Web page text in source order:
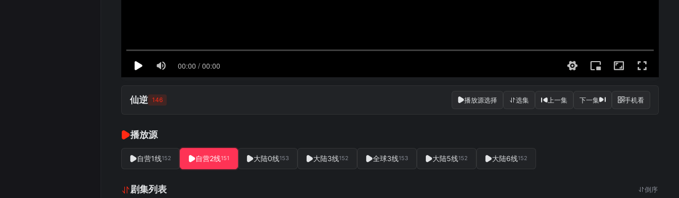
仙逆 146 播放源选择 选集 上一集 下一集 手机看
播放源
自营1线152 自营2线151 大陆0线153 大陆3线152 全球3线153 大陆5线152 大陆6线152
剧集列表 倒序